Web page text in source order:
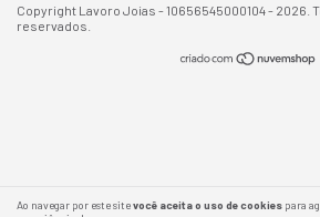
Ao navegar por este sitevocê aceita o uso de cookies para
Copyright Lavoro Joias - 10656545000104 - 2026.
reservados.